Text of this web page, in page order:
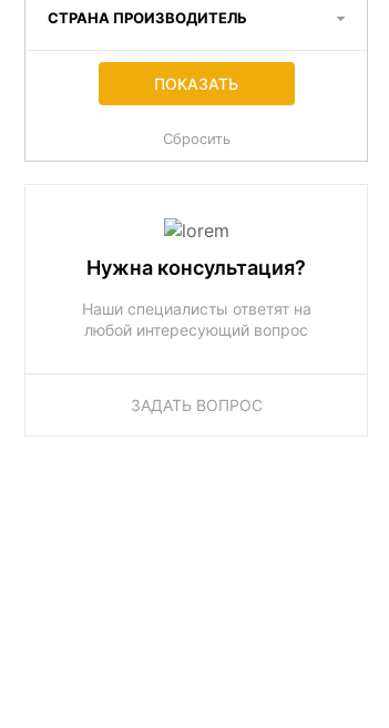
СТРАНА ПРОИЗВОДИТЕЛЬ
Нужна консультация?
Наши специалисты ответят на
любой интересующий вопрос
ЗАДАТЬ ВОПРОС